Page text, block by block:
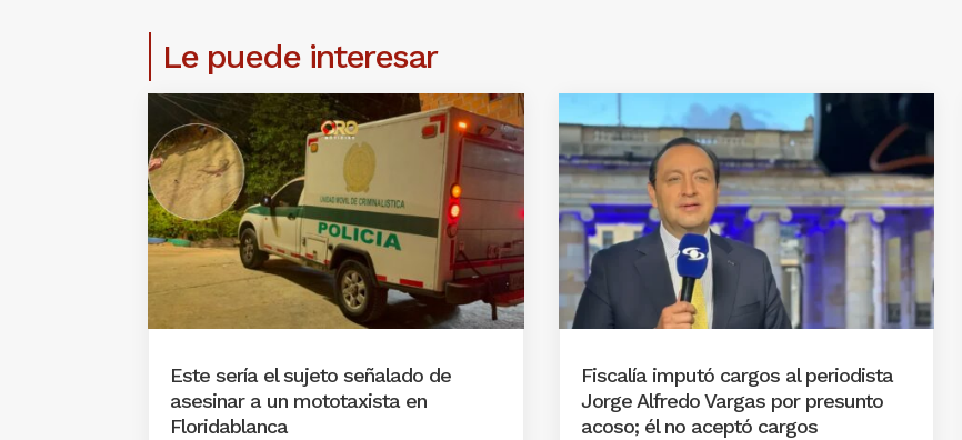
Le puede interesar
Este sería el sujeto señalado de
asesinar a un mototaxista en
Floridablanca
Fiscalía imputó cargos al periodista
Jorge Alfredo Vargas por presunto
acoso; él no aceptó cargos